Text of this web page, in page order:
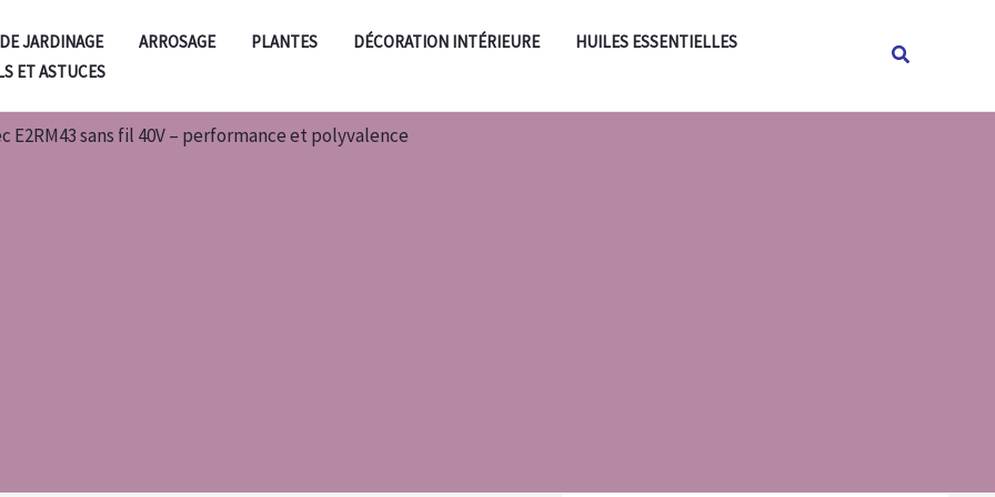
JARDINAGE ARROSAGE PLANTES DÉCORATION INTÉRIEURE
HUILES ESSENTIELLES
ET ASTUCES
Rechercher
E2RM43 sans fil 40V – performance et polyvalence